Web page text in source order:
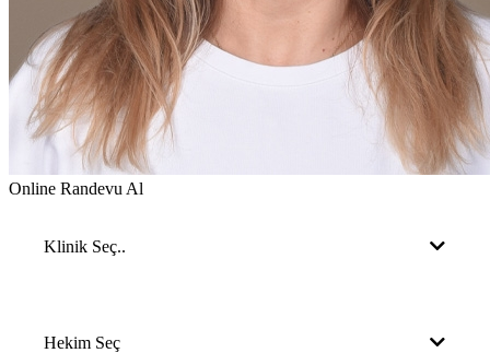
Online Randevu Al
Klinik Seç..
Hekim Seç